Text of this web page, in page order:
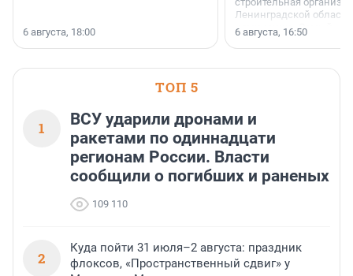
6 августа, 18:00
Ленинградской области
номинации «Самый
застройщик
области».
6 августа, 16:50
ТОП 5
1
ВСУ ударили дронами и
ракетами по одиннадцати
регионам России. Власти
сообщили о погибших и раненых
109 110
2
Куда пойти 31 июля–2 августа: праздник
флоксов, «Пространственный сдвиг» у